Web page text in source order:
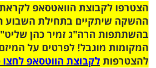
ההשקה שיתקיים בתחילת השבוע
בהשתתפות הרה"ג זמיר כהן
המקומות מוגבל! לפרטים על
להצטרפותלקבוצת הווטסאפ לחצו